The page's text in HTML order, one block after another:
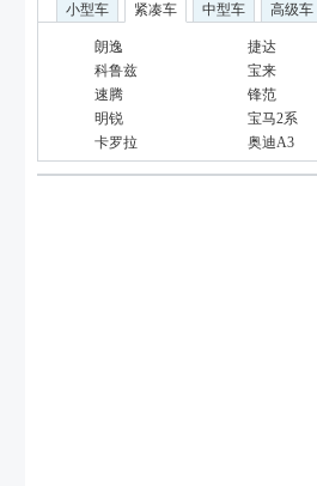
小型车 紧凑车 中型车 高级车
朗逸
捷达
科鲁兹
宝来
速腾
锋范
明锐
宝马2系
卡罗拉
奥迪A3